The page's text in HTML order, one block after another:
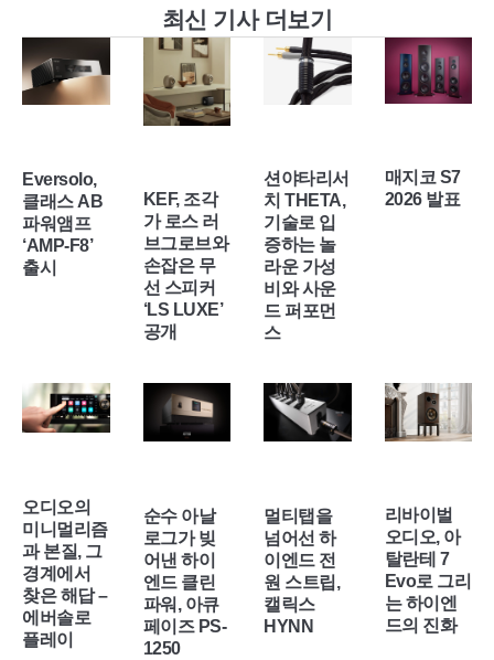
최신 기사 더보기
Eversolo,
클래스 AB
파워앰프
‘AMP-F8’
출시
KEF, 조각
가 로스 러
브그로브와
손잡은 무
선 스피커
‘LS LUXE’
공개
션야타리서
치 THETA,
기술로 입
증하는 놀
라운 가성
비와 사운
드 퍼포먼
스
매지코 S7
2026 발표
오디오의
미니멀리즘
과 본질, 그
경계에서
찾은 해답 –
에버솔로
플레이
순수 아날
로그가 빚
어낸 하이
엔드 클린
파워, 아큐
페이즈 PS-
1250
멀티탭을
넘어선 하
이엔드 전
원 스트립,
캘릭스
HYNN
리바이벌
오디오, 아
탈란테 7
Evo로 그리
는 하이엔
드의 진화